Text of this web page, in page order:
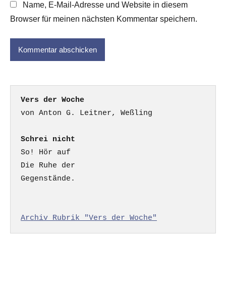
Name, E-Mail-Adresse und Website in diesem
Browser für meinen nächsten Kommentar speichern.
Vers der Woche
Schrei nicht
So! Hör auf
Die Ruhe der
Gegenstände.
Archiv Rubrik "Vers der Woche"